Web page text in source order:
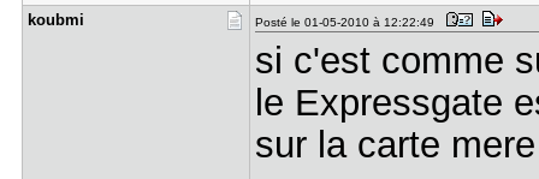
koubmi Posté le 01-05-2010 à 12:22:49
si c'est comme
le Expressgate
sur la carte